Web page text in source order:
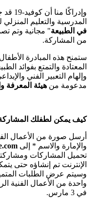
وإدراكًا منا أن كوفيد-19
قد
المدرسية والتعليم المنزلي
في الطبيعة" مجانية وتم
من المشاركة.
ستمنح هذه المبادرة
المعتادة والتمتع بفوائد
وإلهام التعبير الفني
مدعومة من هيئة المعرفة
كيف يمكن لطفلك
أرسل صورة من الأعمال
والإمارة والاسم * إلى
تحميل المشاركات
الإنترنت تم إنشاؤه حتى
وسيتم عرض الطلبات
واحدة من الأعمال الفنية
في
مارس.